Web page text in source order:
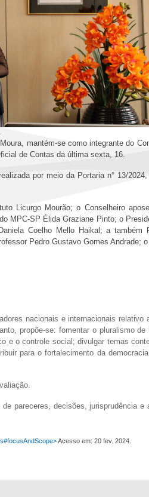
mantém-se como integrante do
de Contas da última sexta, 16.
por meio da Portaria n° 13/
Licurgo Mourão; o Conselheiro
MPC-SP Élida Graziane Pinto; o
Coelho Mello Haikal; a também
Pedro Gustavo Gomes Andrade;
nacionais e internacionais relativo
propõe-se: fomentar o pluralismo de
e o controle social; divulgar temas
para o fortalecimento da
pareceres, decisões, jurisprudência e
Acesso em: 20 fev. 2024.